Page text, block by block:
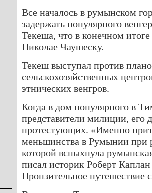
Все началось в румынском
задержать популярного
Текеша, что в конечном
Николае Чаушеску.
Текеш выступал против
сельскохозяйственных
этнических венгров.
Когда в дом популярного в
представители милиции,
протестующих. «Именно
меньшинства в Румынии при
которой вспыхнула
писал историк Роберт
Пронзительное путешествие